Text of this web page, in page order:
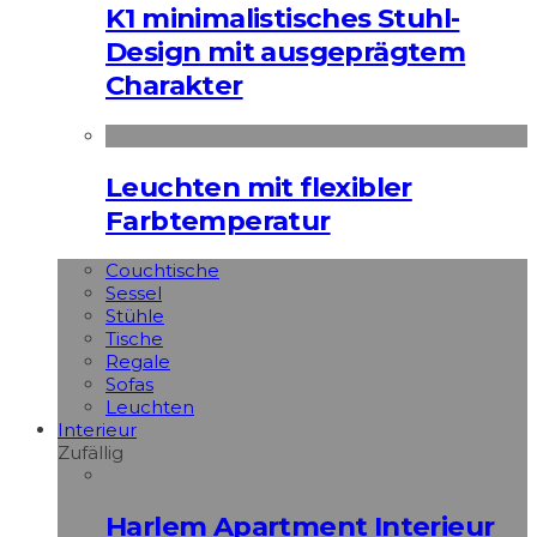
K1 minimalistisches Stuhl-
Design mit ausgeprägtem
Charakter
Leuchten mit flexibler
Farbtemperatur
Couchtische
Sessel
Stühle
Tische
Regale
Sofas
Leuchten
Interieur
Zufällig
Harlem Apartment Interieur